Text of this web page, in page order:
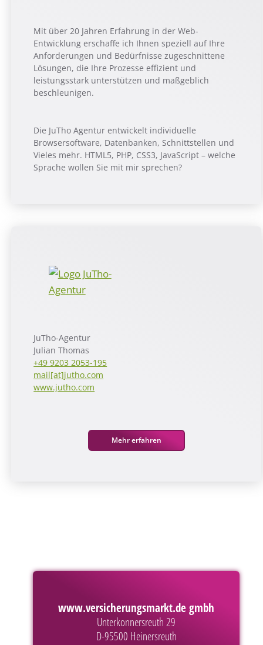
Mit über 20 Jahren Erfahrung in der Web-
Entwicklung erschaffe ich Ihnen speziell auf Ihre
Anforderungen und Bedürfnisse zugeschnittene
Lösungen, die Ihre Prozesse effizient und
leistungsstark unterstützen und maßgeblich
beschleunigen.
Die JuTho Agentur entwickelt individuelle
Browsersoftware, Datenbanken, Schnittstellen und
Vieles mehr. HTML5, PHP, CSS3, JavaScript – welche
Sprache wollen Sie mit mir sprechen?
JuTho-Agentur
Julian Thomas
+49 9203 2053-195
mail[at]jutho.com
www.jutho.com
Mehr erfahren
www.versicherungsmarkt.de gmbh
Unterkonnersreuth 29
D-95500 Heinersreuth